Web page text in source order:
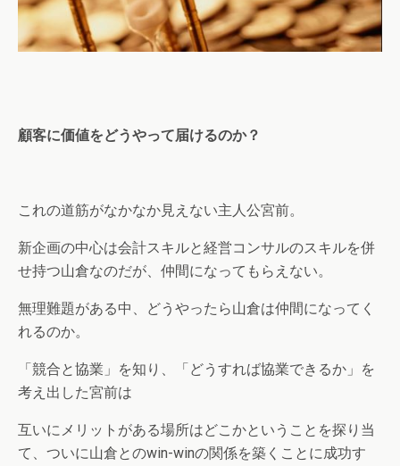
顧客に価値をどうやって届けるのか？
これの道筋がなかなか見えない主人公宮前。
新企画の中心は会計スキルと経営コンサルのスキルを併
せ持つ山倉なのだが、仲間になってもらえない。
無理難題がある中、どうやったら山倉は仲間になってく
れるのか。
「競合と協業」を知り、「どうすれば協業できるか」を
考え出した宮前は
互いにメリットがある場所はどこかということを探り当
て、ついに山倉とのwin-winの関係を築くことに成功す